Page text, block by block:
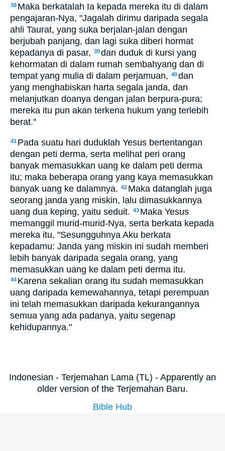
38 Maka berkatalah Ia kepada mereka itu di dalam
pengajaran-Nya, "Jagalah dirimu daripada segala
ahli Taurat, yang suka berjalan-jalan dengan
berjubah panjang, dan lagi suka diberi hormat
kepadanya di pasar, 39dan duduk di kursi yang
kehormatan di dalam rumah sembahyang dan di
tempat yang mulia di dalam perjamuan, 40dan
yang menghabiskan harta segala janda, dan
melanjutkan doanya dengan jalan berpura-pura;
mereka itu pun akan terkena hukum yang terlebih
berat."
41 Pada suatu hari duduklah Yesus bertentangan
dengan peti derma, serta melihat peri orang
banyak memasukkan uang ke dalam peti derma
itu; maka beberapa orang yang kaya memasukkan
banyak uang ke dalamnya. 42 Maka datanglah juga
seorang janda yang miskin, lalu dimasukkannya
uang dua keping, yaitu seduit. 43 Maka Yesus
memanggil murid-murid-Nya, serta berkata kepada
mereka itu, "Sesungguhnya Aku berkata
kepadamu: Janda yang miskin ini sudah memberi
lebih banyak daripada segala orang, yang
memasukkan uang ke dalam peti derma itu.
44 Karena sekalian orang itu sudah memasukkan
uang daripada kemewahannya, tetapi perempuan
ini telah memasukkan daripada kekurangannya
semua yang ada padanya, yaitu segenap
kehidupannya."
Indonesian - Terjemahan Lama (TL) - Apparently an
older version of the Terjemahan Baru.
Bible Hub